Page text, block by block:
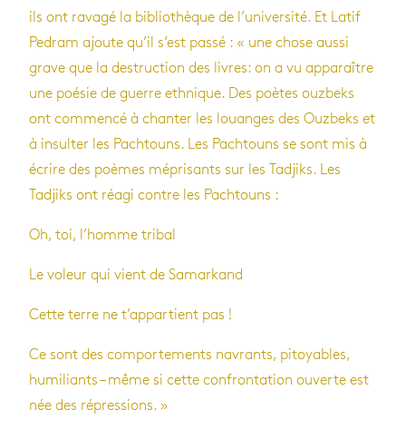
ils ont ravagé la bibliothèque de l’université. Et Latif
Pedram ajoute qu’il s’est passé : « une chose aussi
grave que la destruction des livres: on a vu apparaître
une poésie de guerre ethnique. Des poètes ouzbeks
ont commencé à chanter les louanges des Ouzbeks et
à insulter les Pachtouns. Les Pachtouns se sont mis à
écrire des poèmes méprisants sur les Tadjiks. Les
Tadjiks ont réagi contre les Pachtouns :
Oh, toi, l’homme tribal
Le voleur qui vient de Samarkand
Cette terre ne t’appartient pas !
Ce sont des comportements navrants, pitoyables,
humiliants – même si cette confrontation ouverte est
née des répressions. »